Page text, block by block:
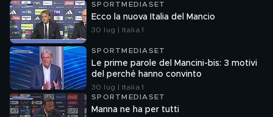
SPORTMEDIASET
Ecco la nuova Italia del Mancio
30 lug | Italia 1
SPORTMEDIASET
Le prime parole del Mancini-bis: 3 motivi
del perché hanno convinto
30 lug | Italia 1
SPORTMEDIASET
Manna ne ha per tutti